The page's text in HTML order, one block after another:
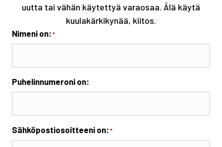
uutta tai vähän käytettyä varaosaa. Älä käytä
kuulakärkikynää, kiitos.
Nimeni on:*
Puhelinnumeroni on:
Sähköpostiosoitteeni on:*